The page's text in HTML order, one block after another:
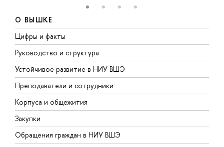
О ВЫШКЕ
Цифры и факты
Руководство и структура
Устойчивое развитие в НИУ ВШЭ
Преподаватели и сотрудники
Корпуса и общежития
Закупки
Обращения граждан в НИУ ВШЭ